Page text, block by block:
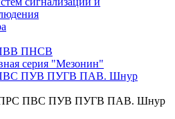
ПНСВ
серия "Мезонин"
ПУВ ПУГВ ПАВ. Шнур
ПРС ПВС ПУВ ПУГВ ПАВ. Шнур